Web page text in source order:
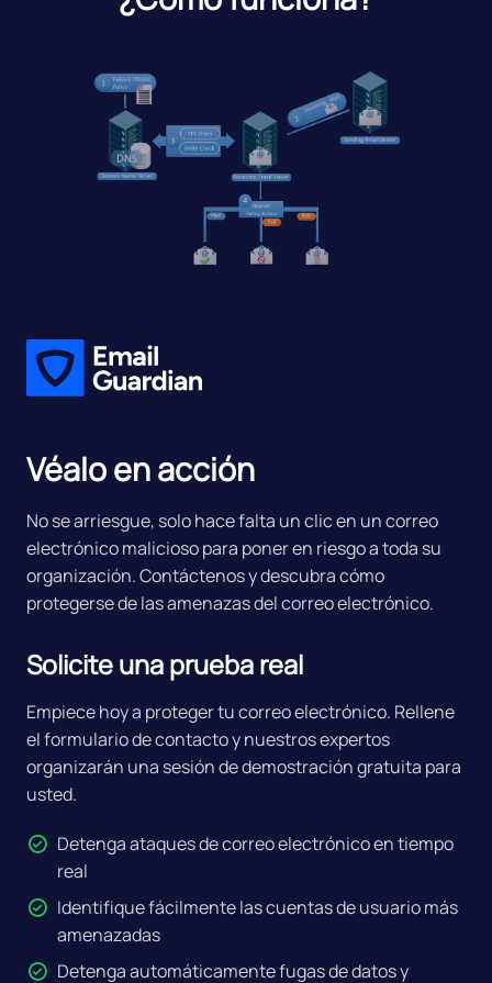
Véalo en acción
No se arriesgue, solo hace falta un clic en un correo
electrónico malicioso para poner en riesgo a toda su
organización. Contáctenos y descubra cómo
protegerse de las amenazas del correo electrónico.
Solicite una prueba real
Empiece hoy a proteger tu correo electrónico. Rellene
el formulario de contacto y nuestros expertos
organizarán una sesión de demostración gratuita para
usted.
Detenga ataques de correo electrónico en tiempo
real
Identifique fácilmente las cuentas de usuario más
amenazadas
Detenga automáticamente fugas de datos y